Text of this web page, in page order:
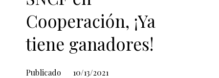
Cooperación, ¡Ya
tiene ganadores!
Publicado 10/13/2021